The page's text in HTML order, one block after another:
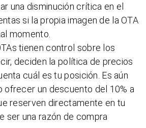
una disminución crítica en el
si la propia imagen de la OTA
momento.
tienen control sobre los
deciden la política de precios
cuál es tu posición. Es aún
ofrecer un descuento del 10% a
reserven directamente en tu
ser una razón de compra